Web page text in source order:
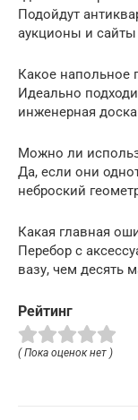
Подойдут
аукционы и
Какое напольное
Идеально
инженерная
Можно ли
Да, если они
неброский
Какая главная
Перебор с
вазу, чем десять
Рейтинг
( Пока оценок нет )